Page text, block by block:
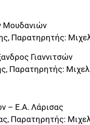
Μουδανιών
Παρατηρητής:
Γιαννιτσών
Παρατηρητής:
– Ε.Α. Λάρισας
Παρατηρητής: